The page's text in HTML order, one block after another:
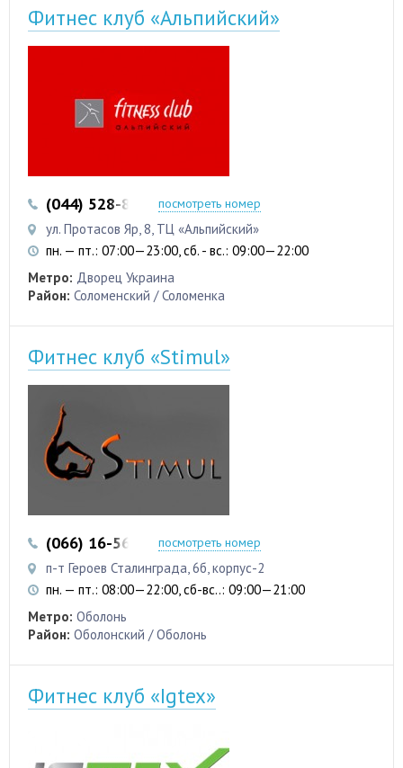
Фитнес клуб «Альпийский»
(044) 528-80-02 (044) 528-80-04
посмотреть номер
ул. Протасов Яр, 8, ТЦ «Альпийский»
пн. — пт.: 07:00—23:00, сб. - вс.: 09:00—22:00
Метро: Дворец Украина
Район: Соломенский / Соломенка
Фитнес клуб «Stimul»
(066) 16-56-226посмотреть номер
п-т Героев Сталинграда, 6б, корпус-2
пн. — пт.: 08:00—22:00, сб-вс..: 09:00—21:00
Метро: Оболонь
Район: Оболонский / Оболонь
Фитнес клуб «Igtex»